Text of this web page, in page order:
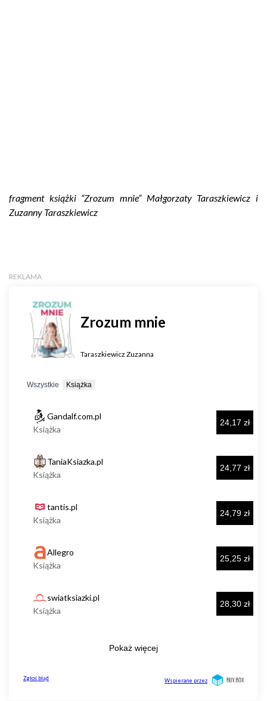
fragment książki “Zrozum mnie” Małgorzaty Taraszkiewicz i
Zuzanny Taraszkiewicz